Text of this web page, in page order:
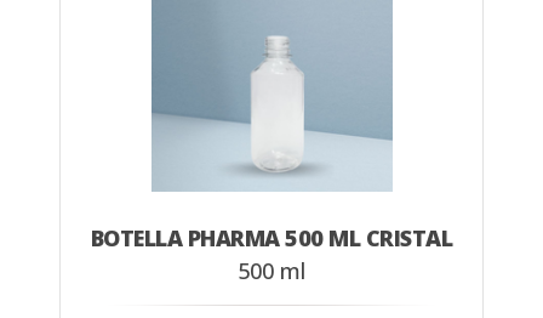
BOTELLA PHARMA 500 ML CRISTAL
500 ml